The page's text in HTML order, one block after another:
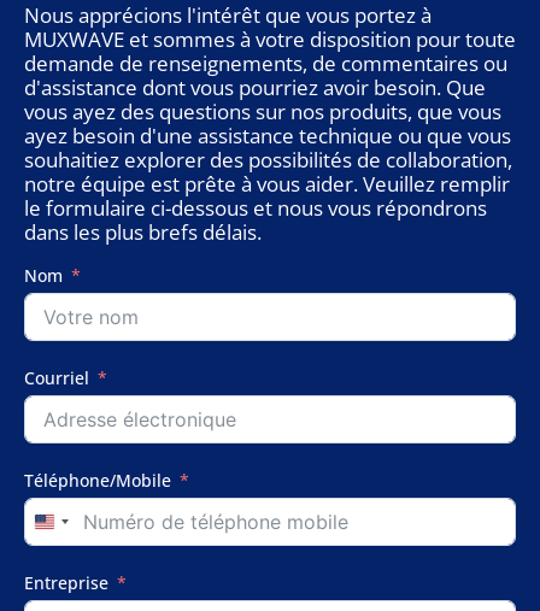
Nous apprécions l'intérêt que vous portez à
MUXWAVE et sommes à votre disposition pour toute
demande de renseignements, de commentaires ou
d'assistance dont vous pourriez avoir besoin. Que
vous ayez des questions sur nos produits, que vous
ayez besoin d'une assistance technique ou que vous
souhaitiez explorer des possibilités de collaboration,
notre équipe est prête à vous aider. Veuillez remplir
le formulaire ci-dessous et nous vous répondrons
dans les plus brefs délais.
Nom
Courriel
Téléphone/Mobile
United
States
+1
Entreprise